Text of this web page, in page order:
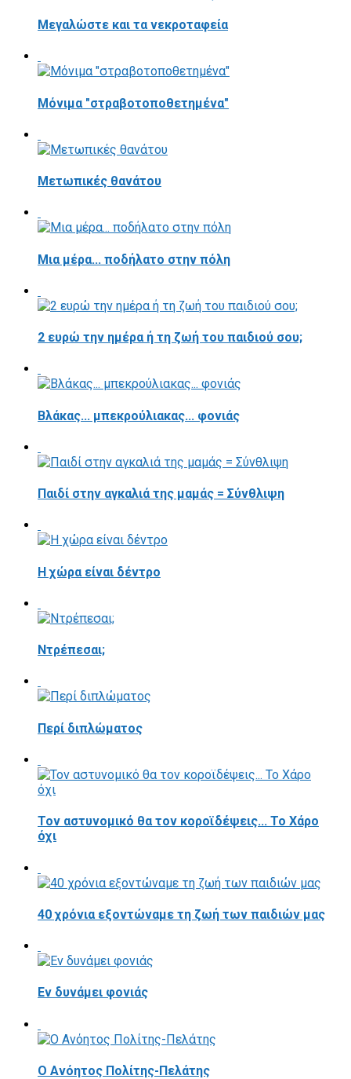
Μεγαλώστε και τα νεκροταφεία
Μόνιμα "στραβοτοποθετημένα"
Μετωπικές θανάτου
Μια μέρα... ποδήλατο στην πόλη
2 ευρώ την ημέρα ή τη ζωή του παιδιού σου;
Βλάκας... μπεκρούλιακας... φονιάς
Παιδί στην αγκαλιά της μαμάς = Σύνθλιψη
Η χώρα είναι δέντρο
Ντρέπεσαι;
Περί διπλώματος
Τον αστυνομικό θα τον κοροϊδέψεις... Το Χάρο
όχι
40 χρόνια εξοντώναμε τη ζωή των παιδιών μας
Εν δυνάμει φονιάς
Ο Ανόητος Πολίτης-Πελάτης